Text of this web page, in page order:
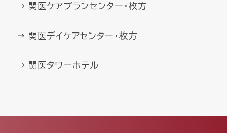
関医ケアプランセンター・枚方
関医デイケアセンター・枚方
関医タワーホテル